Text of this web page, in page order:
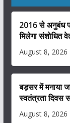
2016 से अनुबंध
मिलेगा संशोधित
August 8, 2026
बड़सर में मनाया
स्वतंत्रता दिवस
August 8, 2026